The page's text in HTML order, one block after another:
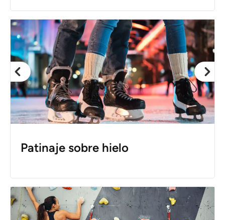
Patinaje sobre hielo